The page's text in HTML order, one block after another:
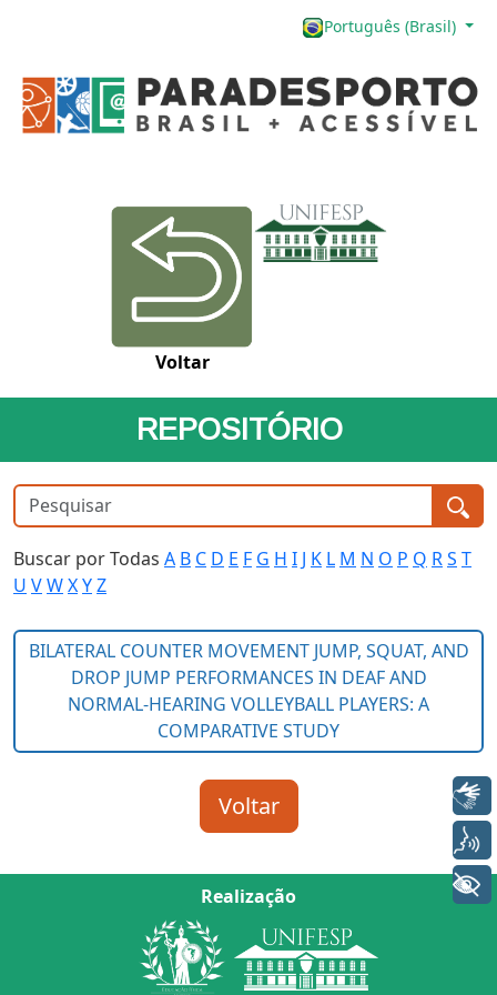
Português (Brasil)
Voltar
REPOSITÓRIO
Buscar por Todas A B C D E F G H I J K L M N O P Q RS T
U VWXYZ
Realização